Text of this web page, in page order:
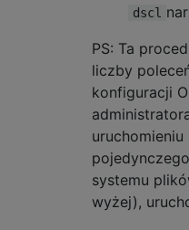
dscl
PS: Ta
liczby
konfiguracji
systemu
wyżej),